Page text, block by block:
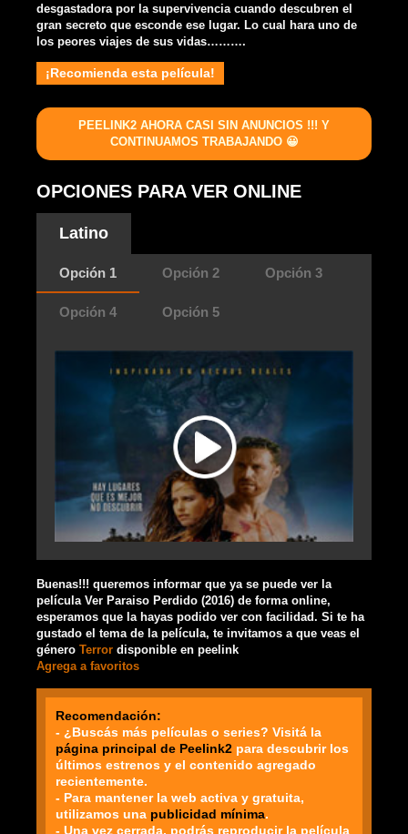
desgastadora por la supervivencia cuando descubren el
gran secreto que esconde ese lugar. Lo cual hara uno de
los peores viajes de sus vidas……….
¡Recomienda esta película!
PEELINK2 AHORA CASI SIN ANUNCIOS !!! Y
CONTINUAMOS TRABAJANDO 😀
OPCIONES PARA VER ONLINE
Latino
Opción 1 Opción 2 Opción 3
Opción 4 Opción 5
Buenas!!! queremos informar que ya se puede ver la
película Ver Paraiso Perdido (2016) de forma online,
esperamos que la hayas podido ver con facilidad. Si te ha
gustado el tema de la película, te invitamos a que veas el
género Terror disponible en peelink
Agrega a favoritos
Recomendación:
- ¿Buscás más películas o series? Visitá la
página principal de Peelink2 para descubrir los
últimos estrenos y el contenido agregado
recientemente.
- Para mantener la web activa y gratuita,
utilizamos una publicidad mínima.
- Una vez cerrada, podrás reproducir la película